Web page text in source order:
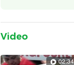
Video
02:34